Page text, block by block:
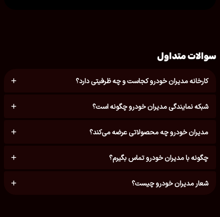
سوالات متداول
کارخانه مدیران خودرو کجاست و چه ظرفیتی دارد؟
شبکه نمایندگی مدیران خودرو چگونه است؟
مدیران خودرو چه محصولاتی عرضه می‌کند؟
چگونه با مدیران خودرو تماس بگیرم؟
شعار مدیران خودرو چیست؟